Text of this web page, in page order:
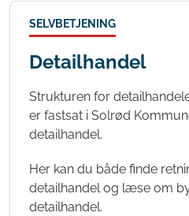
SELVBETJENING
Detailhandel
Strukturen for
er fastsat i Solrød
detailhandel.
Her kan du både finde
detailhandel og læse om
detailhandel.